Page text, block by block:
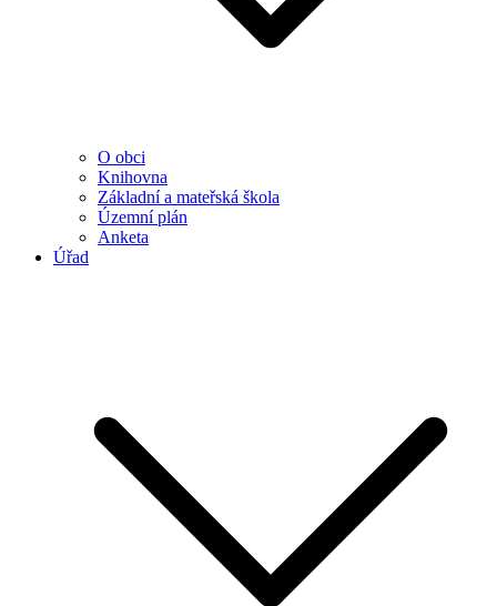
O obci
Knihovna
Základní a mateřská škola
Územní plán
Anketa
Úřad